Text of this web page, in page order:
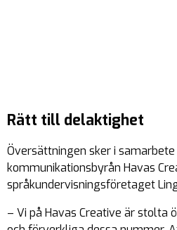
Rätt till delaktighet
Översättningen sker i
kommunikationsbyrån Havas
språkundervisningsföretaget
– Vi på Havas Creative är stolta